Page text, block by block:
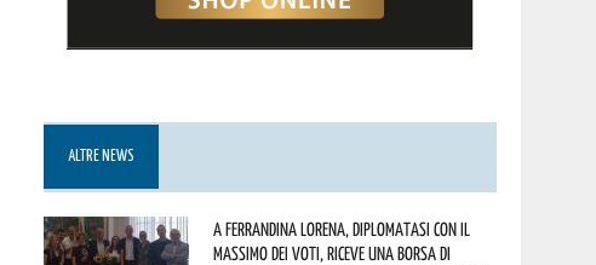
ALTRE NEWS
A Ferrandina Lorena, diplomatasi con il
massimo dei voti, riceve una borsa di